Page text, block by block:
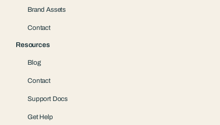
Brand Assets
Contact
Resources
Blog
Contact
Support Docs
Get Help